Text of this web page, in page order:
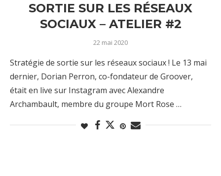
SORTIE SUR LES RÉSEAUX
SOCIAUX – ATELIER #2
22 mai 2020
Stratégie de sortie sur les réseaux sociaux ! Le 13 mai
dernier, Dorian Perron, co-fondateur de Groover,
était en live sur Instagram avec Alexandre
Archambault, membre du groupe Mort Rose …